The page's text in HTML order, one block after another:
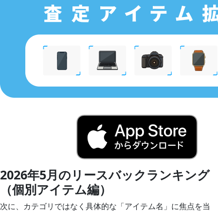
2026年5月のリースバックランキング
（個別アイテム編）
次に、カテゴリではなく具体的な「アイテム名」に焦点を当